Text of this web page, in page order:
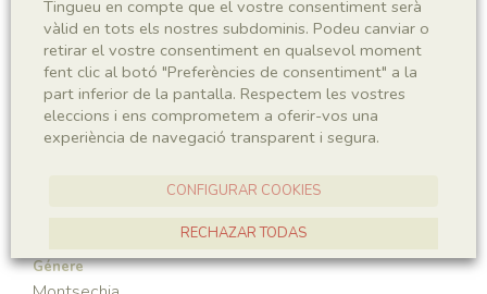
Regne
Plantae
Phyllum
Spermatophyta
Subphyllum
Angiospermae
Classe
Magnoliopsida
Familia
Génere
Tingueu en compte que el vostre consentiment serà
vàlid en tots els nostres subdominis. Podeu canviar o
retirar el vostre consentiment en qualsevol moment
fent clic al botó "Preferències de consentiment" a la
part inferior de la pantalla. Respectem les vostres
eleccions i ens comprometem a oferir-vos una
experiència de navegació transparent i segura.
CONFIGURAR COOKIES
RECHAZAR TODAS
ACCEPTAR TOTES